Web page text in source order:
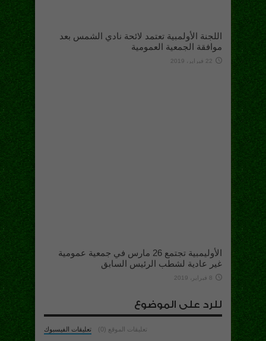
اللجنة الأولمبية تعتمد لائحة نادي الشمس بعد
موافقة الجمعية العمومية
22 فبراير، 2019
الأوليمبية تجتمع 26 مارس في جمعية عمومية
غير عادية لشطب الرئيس السابق
8 فبراير، 2019
للرد على الموضوع
تعليقات الفيسبوك تعليقات الموقع (0)